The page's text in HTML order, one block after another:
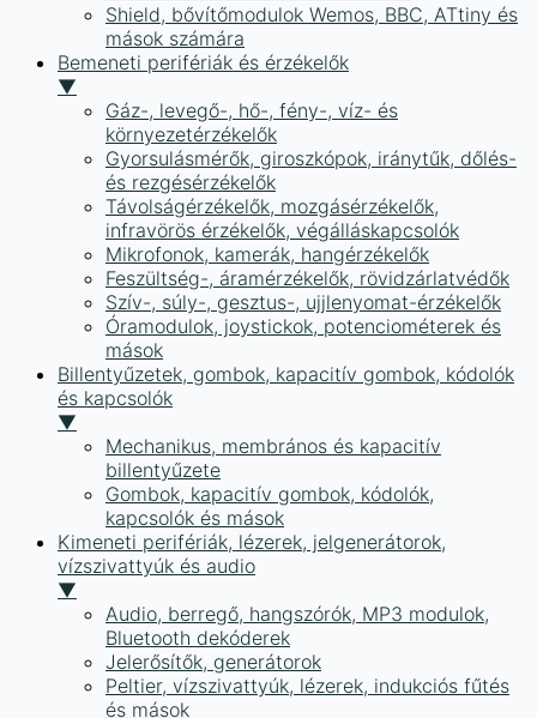
Shield, bővítőmodulok Wemos, BBC, ATtiny és
mások számára
Bemeneti perifériák és érzékelők
▼
Gáz-, levegő-, hő-, fény-, víz- és
környezetérzékelők
Gyorsulásmérők, giroszkópok, iránytűk, dőlés-
és rezgésérzékelők
Távolságérzékelők, mozgásérzékelők,
infravörös érzékelők, végálláskapcsolók
Mikrofonok, kamerák, hangérzékelők
Feszültség-, áramérzékelők, rövidzárlatvédők
Szív-, súly-, gesztus-, ujjlenyomat-érzékelők
Óramodulok, joystickok, potenciométerek és
mások
Billentyűzetek, gombok, kapacitív gombok, kódolók
és kapcsolók
▼
Mechanikus, membrános és kapacitív
billentyűzete
Gombok, kapacitív gombok, kódolók,
kapcsolók és mások
Kimeneti perifériák, lézerek, jelgenerátorok,
vízszivattyúk és audio
▼
Audio, berregő, hangszórók, MP3 modulok,
Bluetooth dekóderek
Jelerősítők, generátorok
Peltier, vízszivattyúk, lézerek, indukciós fűtés
és mások